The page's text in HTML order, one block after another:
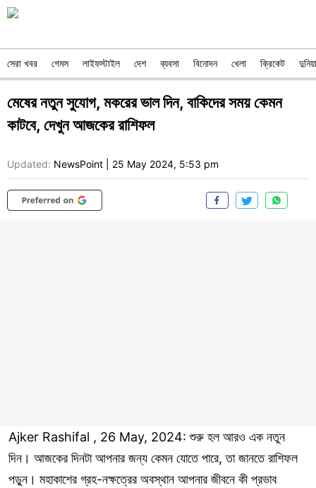
সেরা খবর গেমস লাইফস্টাইল দেশ ব্যবসা বিনোদন খেলা ক্রিকেট দুনিয়া
মেষের নতুন সুযোগ, মকরের ভাল দিন, বাকিদের সময় কেমন
কাটবে, দেখুন আজকের রাশিফল
Updated: NewsPoint 25 May 2024, 5:53 pm
Ajker Rashifal , 26 May, 2024: শুরু হল আরও এক নতুন
দিন। আজকের দিনটা আপনার জন্য কেমন যােতে পারে, তা জানতে রাশিফল
পড়ুন। মহাকাশের গ্রহ-নক্ষত্রের অবস্থান আপনার জীবনে কী প্রভাব